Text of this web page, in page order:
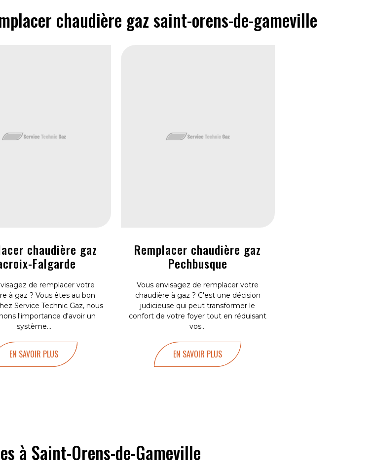
chaudière gaz saint-orens-de-gameville
chaudière gaz
Falgarde
de remplacer votre
à gaz ? Vous êtes au bon
Service Technic Gaz, nous
l'importance d'avoir un
système...
EN SAVOIR PLUS
Remplacer chaudière gaz
Pechbusque
Vous envisagez de remplacer votre
chaudière à gaz ? C'est une décision
judicieuse qui peut transformer le
confort de votre foyer tout en réduisant
vos...
EN SAVOIR PLUS
à Saint-Orens-de-Gameville